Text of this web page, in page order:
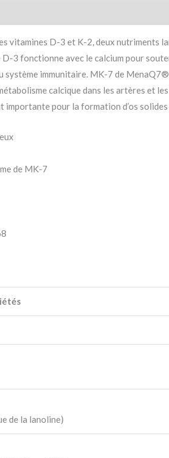
vitamines D-3 et K-2, deux nutriments
3 fonctionne avec le calcium pour
immunitaire. MK-7 de
calcique dans les artères et
pour la formation d’os
de MK-7
de la lanoline)